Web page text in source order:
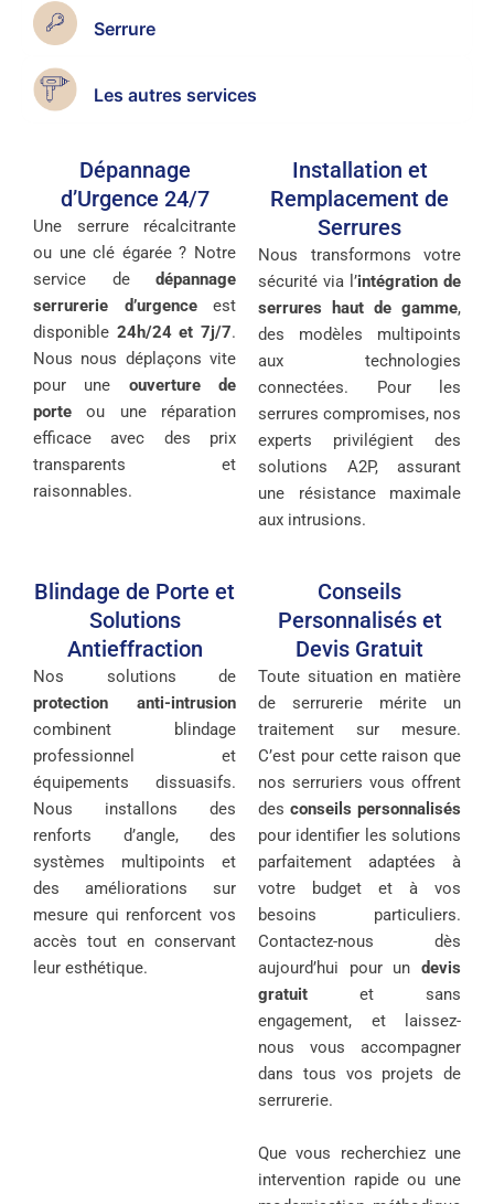
Serrure
Les autres services
Dépannage
d’Urgence 24/7
Une serrure récalcitrante
ou une clé égarée ? Notre
service de dépannage
serrurerie d’urgenceest
disponible 24h/24 et 7j/7.
Nous nous déplaçons vite
pour une ouverture de
porte ou une réparation
efficace avec des prix
transparents et
raisonnables.
Installation et
Remplacement de
Serrures
Nous transformons votre
sécurité via l’intégration de
serrures haut de gamme,
des modèles multipoints
aux technologies
connectées. Pour les
serrures compromises, nos
experts privilégient des
solutions A2P, assurant
une résistance maximale
aux intrusions.
Blindage de Porte et
Solutions
Antieffraction
Nos solutions de
protection anti-intrusion
combinent blindage
professionnel et
équipements dissuasifs.
Nous installons des
renforts d’angle, des
systèmes multipoints et
des améliorations sur
mesure qui renforcent vos
accès tout en conservant
leur esthétique.
Conseils
Personnalisés et
Devis Gratuit
Toute situation en matière
de serrurerie mérite un
traitement sur mesure.
C’est pour cette raison que
nos serruriers vous offrent
des conseils personnalisés
pour identifier les solutions
parfaitement adaptées à
votre budget et à vos
besoins particuliers.
Contactez-nous dès
aujourd’hui pour un devis
gratuit et sans
engagement, et laissez-
nous vous accompagner
dans tous vos projets de
serrurerie.
Que vous recherchiez une
intervention rapide ou une